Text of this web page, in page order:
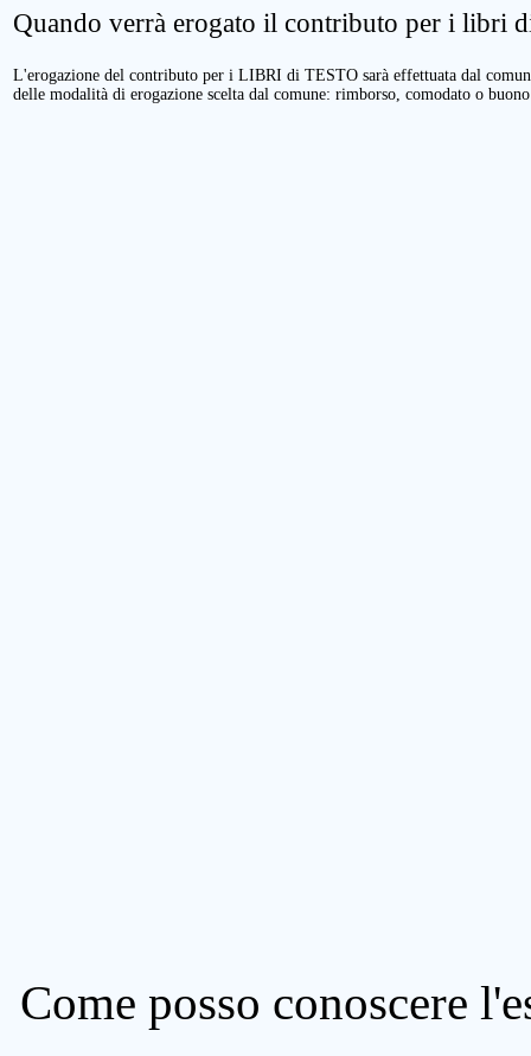
Quando verrà erogato il contributo per i libri
L'erogazione del contributo per i LIBRI di TESTO sarà effettuata dal
delle modalità di erogazione scelta dal comune: rimborso, comodato o
Come posso conoscere